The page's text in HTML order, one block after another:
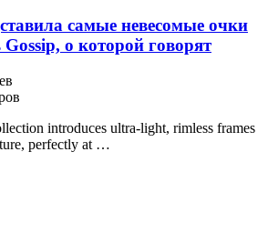
самые невесомые очки
Gossip, о которой говорят
introduces ultra-light, rimless frames
perfectly at …